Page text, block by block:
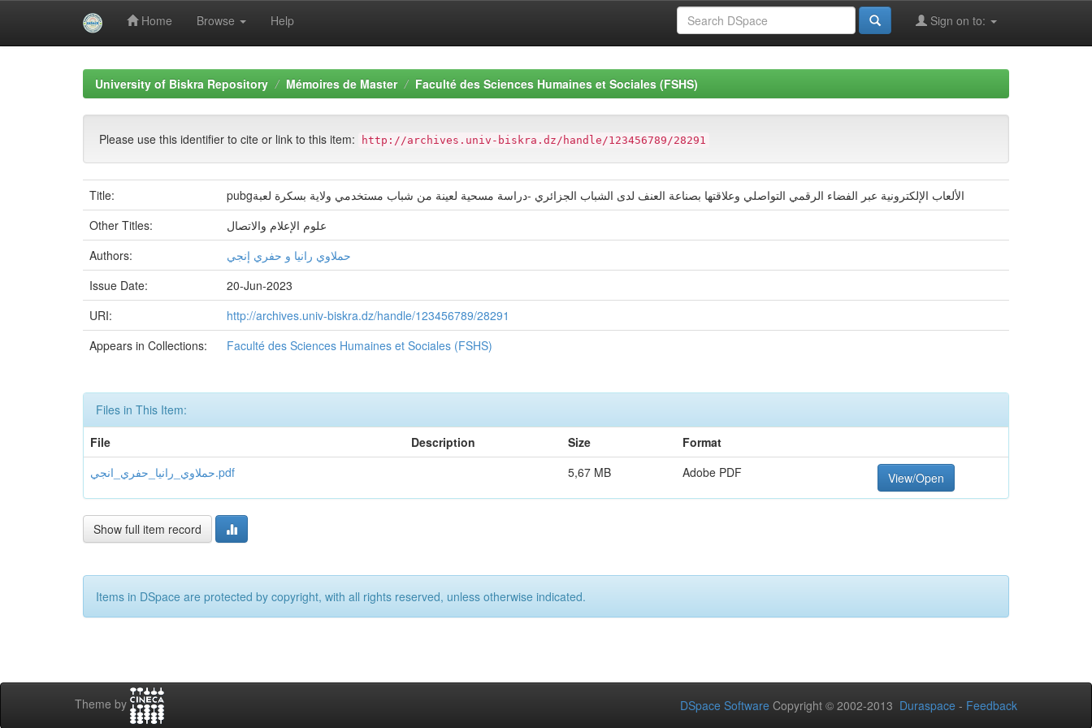
Home Browse Help Sign on to:
University of Biskra Repository Mémoires de Master Faculté des Sciences Humaines et Sociales (FSHS)
Please use this identifier to cite or link to this item: http://archives.univ-biskra.dz/handle/123456789/28291
Title:
pubgالألعاب الإلكترونية عبر الفضاء الرقمي التواصلي وعلاقتها بصناعة العنف لدى الشباب الجزائري -دراسة مسحية لعينة من شباب مستخدمي ولاية بسكرة لعبة
Other Titles:
علوم الإعلام والاتصال
Authors:
حملاوي رانيا و حفري إنجي
Issue Date:
20-Jun-2023
URI:
http://archives.univ-biskra.dz/handle/123456789/28291
Appears in Collections:
Faculté des Sciences Humaines et Sociales (FSHS)
Files in This Item:
File
Description Size
Format
حملاوي_رانيا_حفري_انجي.pdf
5,67 MB Adobe PDF View/Open
Show full item record
Items in DSpace are protected by copyright, with all rights reserved, unless otherwise indicated.
Theme by DSpace Software Copyright © 2002-2013 Duraspace - Feedback